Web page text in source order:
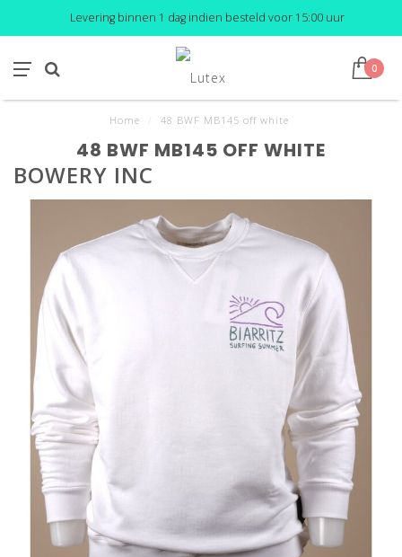
Levering binnen 1 dag indien besteld voor 15:00 uur
0
Home 48 BWF MB145 off white
48 BWF MB145 OFF WHITE
BOWERY INC